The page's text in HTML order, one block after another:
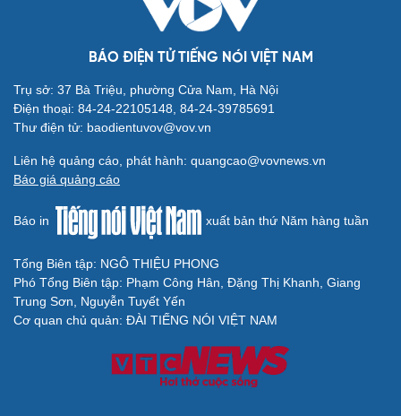
BÁO ĐIỆN TỬ TIẾNG NÓI VIỆT NAM
Trụ sở: 37 Bà Triệu, phường Cửa Nam, Hà Nội
Điện thoại: 84-24-22105148, 84-24-39785691
Thư điện tử: baodientuvov@vov.vn
Liên hệ quảng cáo, phát hành: quangcao@vovnews.vn
Báo giá quảng cáo
Báo in xuất bản thứ Năm hàng tuần
Tổng Biên tập: NGÔ THIỆU PHONG
Phó Tổng Biên tập: Phạm Công Hân, Đặng Thị Khanh, Giang
Trung Sơn, Nguyễn Tuyết Yến
Cơ quan chủ quản: ĐÀI TIẾNG NÓI VIỆT NAM